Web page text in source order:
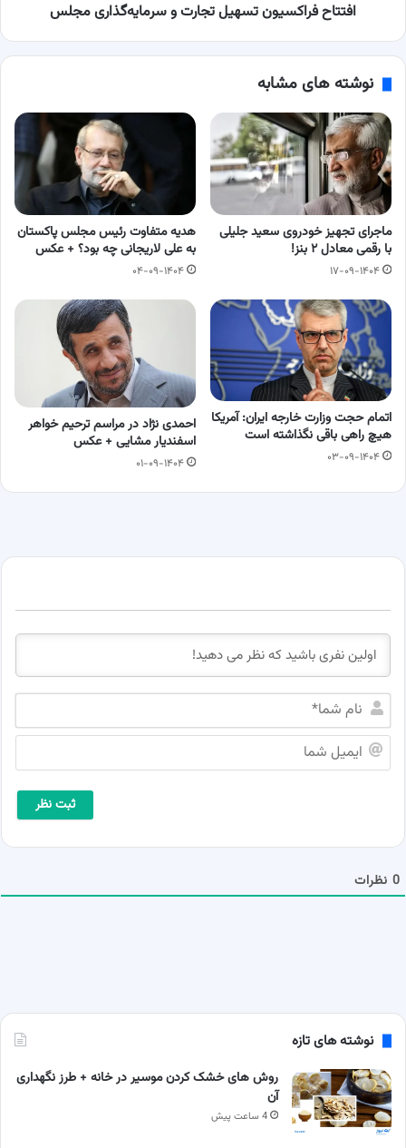
افتتاح فراکسیون تسهیل تجارت و سرمایه‌گذاری مجلس
نوشته های مشابه
ماجرای تجهیز خودروی سعید جلیلی
با رقمی معادل ۲ بنز!
۱۷-۰۹-۱۴۰۴
هدیه متفاوت رئیس مجلس پاکستان
به علی لاریجانی چه بود؟ + عکس
۰۴-۰۹-۱۴۰۴
اتمام حجت وزارت خارجه ایران: آمریکا
هیچ راهی باقی نگذاشته است
۰۳-۰۹-۱۴۰۴
احمدی نژاد در مراسم ترحیم خواهر
اسفندیار مشایی + عکس
۰۱-۰۹-۱۴۰۴
م
م
م
0 نظرات
نوشته های تازه
روش های خشک کردن موسیر در خانه + طرز نگهداری
آن
4 ساعت پیش